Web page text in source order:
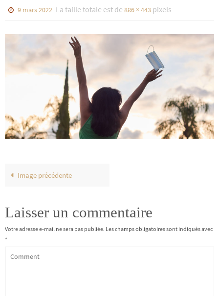
9 mars 2022 La taille totale est de886 × 443 pixels
Image précédente
Laisser un commentaire
Votre adresse e-mail ne sera pas publiée. Les champs obligatoires sont indiqués avec
*